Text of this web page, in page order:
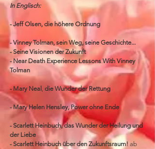
In Englisch:
- Jeff Olsen, die höhere Ordnung
- Vinney Tolman, sein Weg, seine Geschichte...
- Seine Visionen der Zukunft
- Near Death Experience Lessons With Vinney
Tolman
- Mary Neal , die Wunder der Rettung
- Mary Helen Hensley, Power ohne Ende
- Scarlett Heinbuch, das Wunder der Heilung und
der Liebe
- Scarlett Heinbuch über den Zukunftsraum! ab